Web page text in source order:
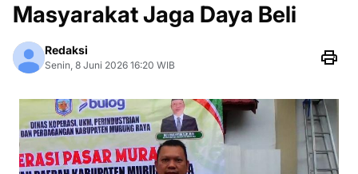
Masyarakat Jaga Daya Beli
Redaksi
Senin, 8 Juni 2026 16:20 WIB